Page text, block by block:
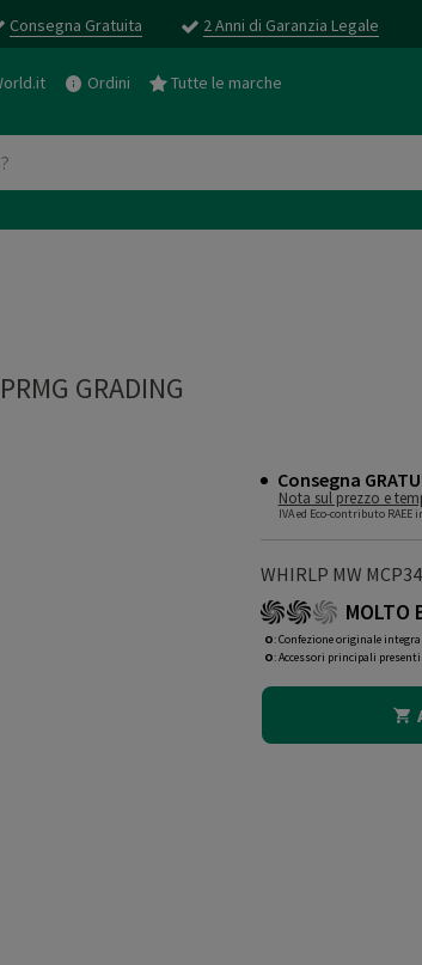
Consegna Gratuita 2 Anni di Garanzia Legale
Ordini Tutte le marche
PRMG GRADING
Consegna
Nota sul prezzo e
IVA ed Eco-contributo RAEE
WHIRLP MW
MOLTO
O: Confezione originale integra
O: Accessori principali presenti